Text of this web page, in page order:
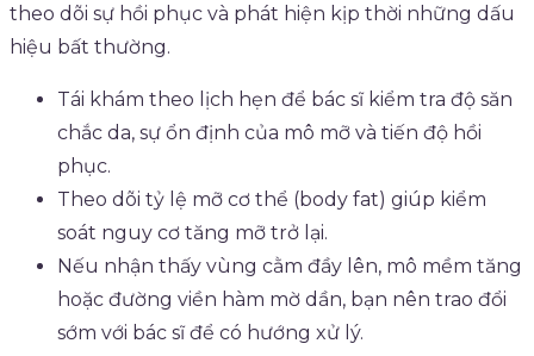
theo dõi sự hồi phục và phát hiện kịp thời những dấu
hiệu bất thường.
Tái khám theo lịch hẹn để bác sĩ kiểm tra độ săn
chắc da, sự ổn định của mô mỡ và tiến độ hồi
phục.
Theo dõi tỷ lệ mỡ cơ thể (body fat) giúp kiểm
soát nguy cơ tăng mỡ trở lại.
Nếu nhận thấy vùng cằm đầy lên, mô mềm tăng
hoặc đường viền hàm mờ dần, bạn nên trao đổi
sớm với bác sĩ để có hướng xử lý.